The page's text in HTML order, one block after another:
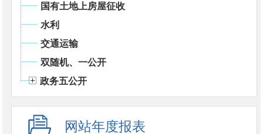
国有土地上房屋征收
水利
交通运输
双随机、一公开
政务五公开
网站年度报表